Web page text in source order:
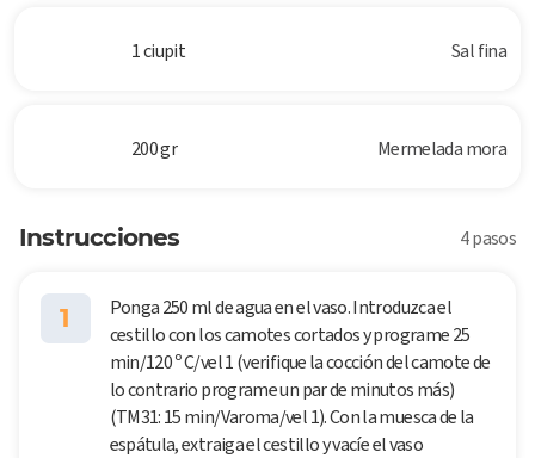
1 ciupit Sal fina
200 gr Mermelada mora
Instrucciones 4 pasos
1
Ponga 250 ml de agua en el vaso. Introduzca el
cestillo con los camotes cortados y programe 25
min/120 º C/vel 1 (verifique la cocción del camote de
lo contrario programe un par de minutos más)
(TM31: 15 min/Varoma/vel 1). Con la muesca de la
espátula, extraiga el cestillo y vacíe el vaso